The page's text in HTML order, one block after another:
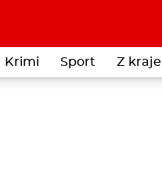
Krimi Sport Z kraje